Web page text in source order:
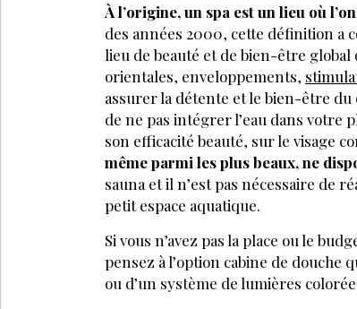
À l’origine, un spa est un lieu où
des années 2000, cette définition a
lieu de beauté et de bien-être
orientales, enveloppements,
assurer la détente et le bien-être
de ne pas intégrer l’eau dans votre
son efficacité beauté, sur le visage
même parmi les plus beaux, ne
sauna et il n’est pas nécessaire de
petit espace aquatique.
Si vous n’avez pas la place ou le
pensez à l’option cabine de douche
ou d’un système de lumières